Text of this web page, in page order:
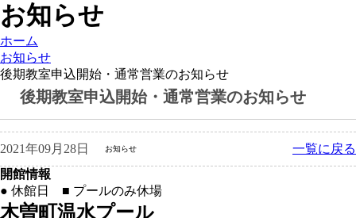
お知らせ
ホーム
お知らせ
後期教室申込開始・通常営業のお知らせ
後期教室申込開始・通常営業のお知らせ
2021年09月28日 お知らせ
一覧に戻る
開館情報
● 休館日 ■ プールのみ休場
木曽町温水プール